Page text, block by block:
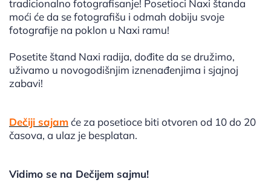
tradicionalno fotografisanje! Posetioci Naxi štanda
moći će da se fotografišu i odmah dobiju svoje
fotografije na poklon u Naxi ramu!
Posetite štand Naxi radija, dođite da se družimo,
uživamo u novogodišnjim iznenađenjima i sjajnoj
zabavi!
Dečiji sajamće za posetioce biti otvoren od 10 do 20
časova, a ulaz je besplatan.
Vidimo se na Dečijem sajmu!